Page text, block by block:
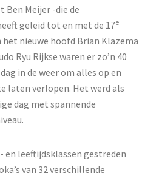
Ben Meijer -die de
geleid tot en met de 17e
nieuwe hoofd Brian Klazema
Ryu Rijkse waren er zo’n 40
in de weer om alles op en
laten verlopen. Het werd als
dag met spannende
en leeftijdsklassen gestreden
van 32 verschillende